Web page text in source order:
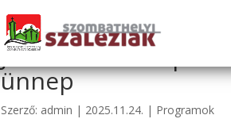
Jézus Szíve
ünnep
Szerző: admin | 2025.11.24. | Programok